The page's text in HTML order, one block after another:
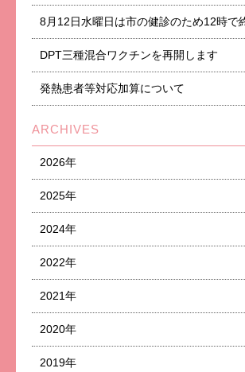
8月12日水曜日は市の健診のため12時で
DPT三種混合ワクチンを再開します
発熱患者等対応加算について
ARCHIVES
2026年
2025年
2024年
2022年
2021年
2020年
2019年